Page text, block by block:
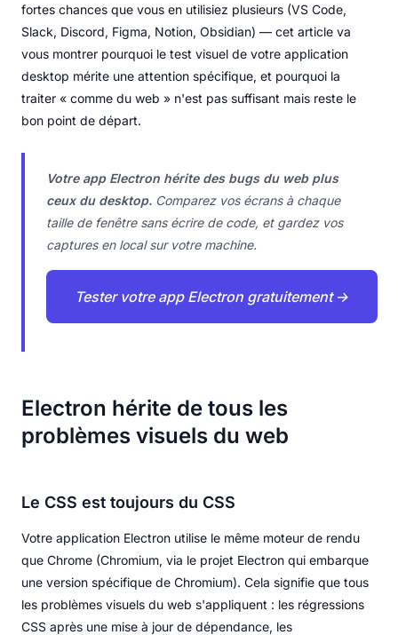
fortes chances que vous en utilisiez plusieurs (VS Code,
Slack, Discord, Figma, Notion, Obsidian) — cet article va
vous montrer pourquoi le test visuel de votre application
desktop mérite une attention spécifique, et pourquoi la
traiter « comme du web » n'est pas suffisant mais reste le
bon point de départ.
Votre app Electron hérite des bugs du web plus
ceux du desktop. Comparez vos écrans à chaque
taille de fenêtre sans écrire de code, et gardez vos
captures en local sur votre machine.
Tester votre app Electron gratuitement →
Electron hérite de tous les
problèmes visuels du web
Le CSS est toujours du CSS
Votre application Electron utilise le même moteur de rendu
que Chrome (Chromium, via le projet Electron qui embarque
une version spécifique de Chromium). Cela signifie que tous
les problèmes visuels du web s'appliquent : les régressions
CSS après une mise à jour de dépendance, les